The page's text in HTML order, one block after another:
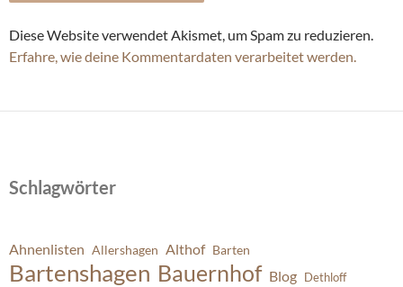
Diese Website verwendet Akismet, um Spam zu reduzieren.
Erfahre, wie deine Kommentardaten verarbeitet werden.
Schlagwörter
Ahnenlisten Allershagen Althof Barten
Bartenshagen Bauernhof Blog Dethloff